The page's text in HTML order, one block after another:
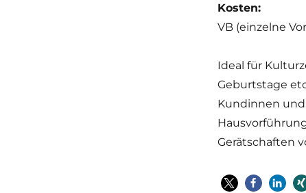
Kosten:
VB (einzelne
Ideal für
Geburtstage
Kundinnen
Gerätschaften